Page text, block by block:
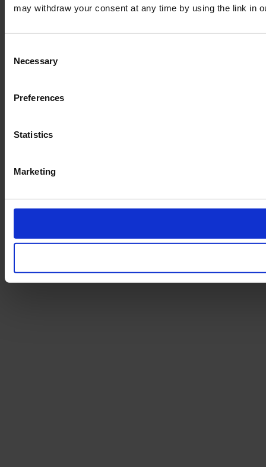
may withdraw your consent at any time by using the link in
Selection
Necessary
Preferences
Statistics
Marketing